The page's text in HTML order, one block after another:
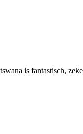
is fantastisch,